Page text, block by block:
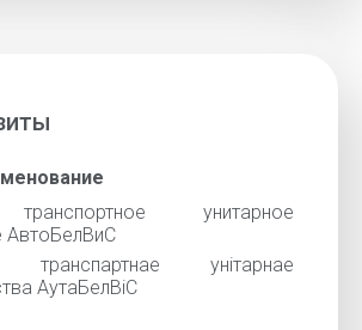
унитарное
АвтоБелВиС
транспартнае унiтарнае
АутаБелВiС